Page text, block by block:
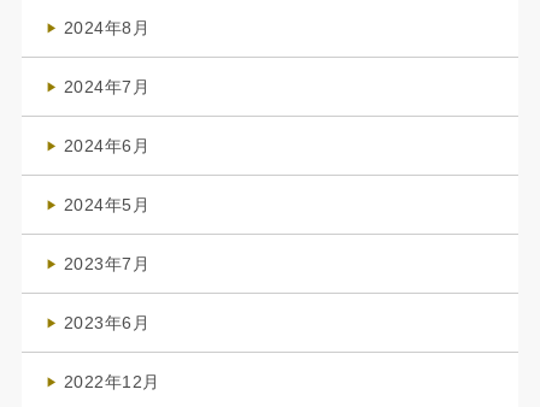
2024年8月
2024年7月
2024年6月
2024年5月
2023年7月
2023年6月
2022年12月